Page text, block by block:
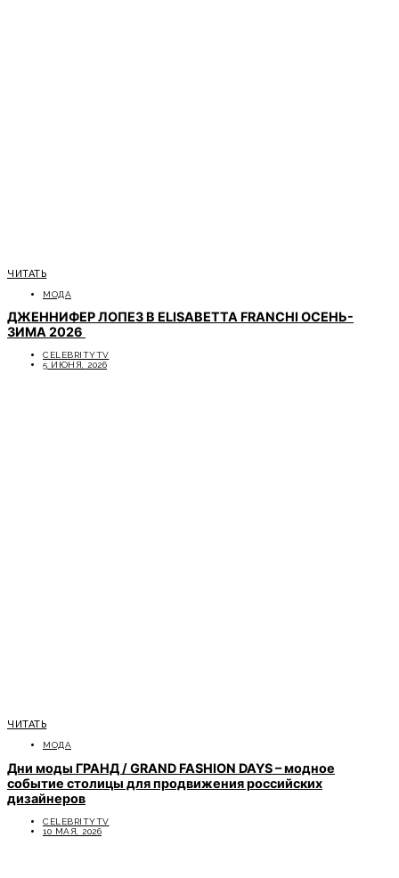
ЧИТАТЬ
МОДА
ДЖЕННИФЕР ЛОПЕЗ В ELISABETTA FRANCHI ОСЕНЬ-
ЗИМА 2026
CELEBRITYTV
5 ИЮНЯ, 2026
ЧИТАТЬ
МОДА
Дни моды ГРАНД / GRAND FASHION DAYS – модное
событие столицы для продвижения российских
дизайнеров
CELEBRITYTV
10 МАЯ, 2026